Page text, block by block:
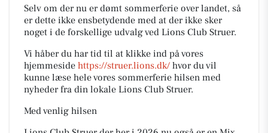
Selv om der nu er dømt sommerferie over landet, så
er dette ikke ensbetydende med at der ikke sker
noget i de forskellige udvalg ved Lions Club Struer.
Vi håber du har tid til at klikke ind på vores
hjemmeside https://struer.lions.dk/ hvor du vil
kunne læse hele vores sommerferie hilsen med
nyheder fra din lokale Lions Club Struer.
Med venlig hilsen